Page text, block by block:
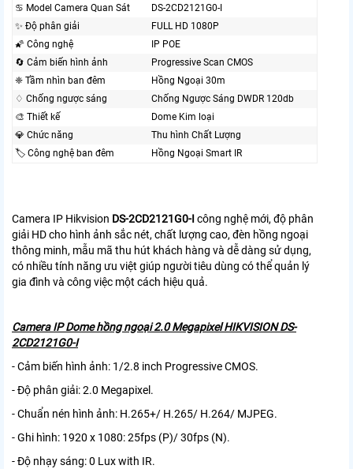
♋ Model Camera Quan Sát
DS-2CD2121G0-I
✨ Độ phân giải
FULL HD 1080P
🌠 Công nghệ
IP POE
🔄 Cảm biến hình ảnh
Progressive Scan CMOS
❈ Tầm nhìn ban đêm
Hồng Ngoại 30m
♢ Chống ngược sáng
Chống Ngược Sáng DWDR 120db
🎨 Thiết kế
Dome Kim loại
💎 Chức năng
Thu hình Chất Lượng
🏷 Công nghệ ban đêm
Hồng Ngoại Smart IR
Camera IP Hikvision DS-2CD2121G0-I công nghệ mới, độ phân
giải HD cho hình ảnh sắc nét, chất lượng cao, đèn hồng ngoại
thông minh, mẫu mã thu hút khách hàng và dễ dàng sử dụng,
có nhiều tính năng ưu việt giúp người tiêu dùng có thể quản lý
gia đình và công việc một cách hiệu quả.
Camera IP Dome hồng ngoại 2.0 Megapixel HIKVISION DS-
2CD2121G0-I
- Cảm biến hình ảnh: 1/2.8 inch Progressive CMOS.
- Độ phân giải: 2.0 Megapixel.
- Chuẩn nén hình ảnh: H.265+/ H.265/ H.264/ MJPEG.
- Ghi hình: 1920 x 1080: 25fps (P)/ 30fps (N).
- Độ nhạy sáng: 0 Lux with IR.